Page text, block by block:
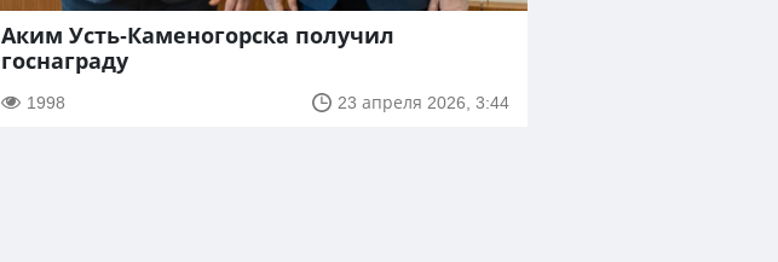
Аким Усть-Каменогорска получил
госнаграду
1998 23 апреля 2026, 3:44